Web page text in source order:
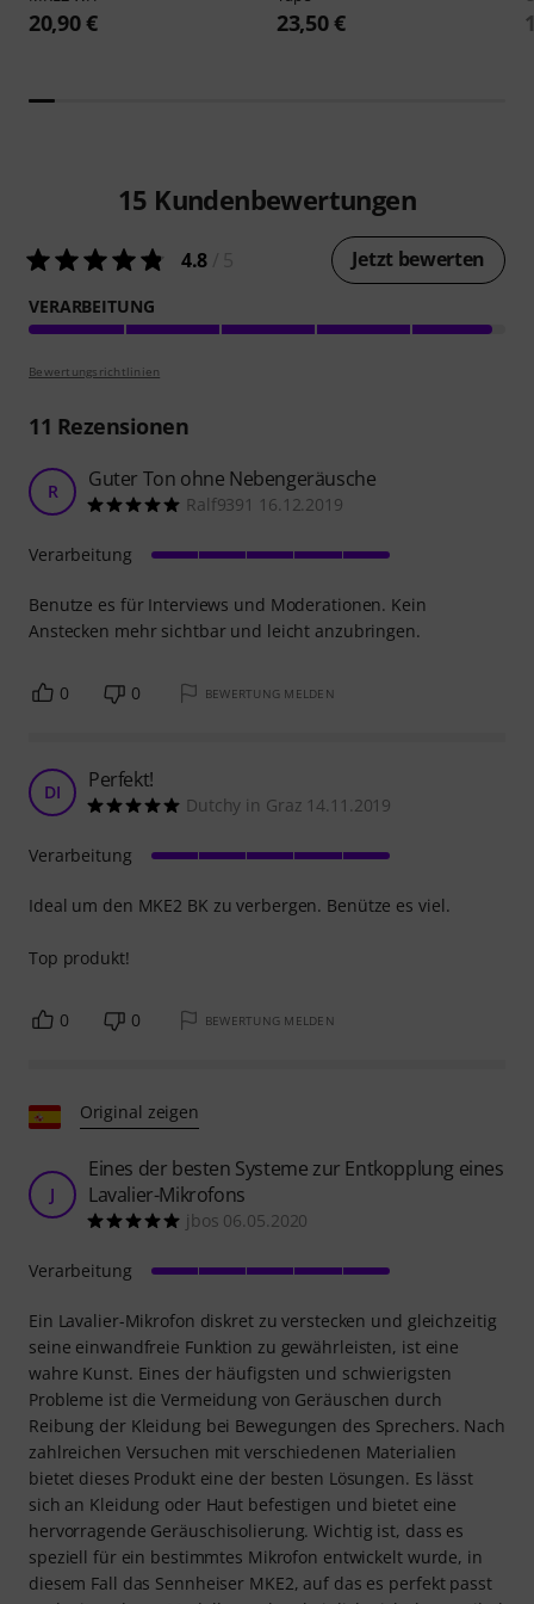
20,90 € 23,50 €
15 Kundenbewertungen
4.8 Jetzt bewerten
VERARBEITUNG
Bewertungsrichtlinien
11 Rezensionen
R Guter Ton ohne Nebengeräusche
Ralf9391 16.12.2019
Benutze es für Interviews und Moderationen. Kein
Anstecken mehr sichtbar und leicht anzubringen.
Verarbeitung
0 0 BEWERTUNG MELDEN
DI Perfekt!
Dutchy in Graz 14.11.2019
Ideal um den MKE2 BK zu verbergen. Benütze es viel.
Top produkt!
Verarbeitung
0 0 BEWERTUNG MELDEN
Original zeigen
J
Eines der besten Systeme zur Entkopplung eines
Lavalier-Mikrofons
jbos 06.05.2020
Ein Lavalier-Mikrofon diskret zu verstecken und gleichzeitig
seine einwandfreie Funktion zu gewährleisten, ist eine
wahre Kunst. Eines der häufigsten und schwierigsten
Probleme ist die Vermeidung von Geräuschen durch
Reibung der Kleidung bei Bewegungen des Sprechers. Nach
zahlreichen Versuchen mit verschiedenen Materialien
bietet dieses Produkt eine der besten Lösungen. Es lässt
sich an Kleidung oder Haut befestigen und bietet eine
hervorragende Geräuschisolierung. Wichtig ist, dass es
speziell für ein bestimmtes Mikrofon entwickelt wurde, in
diesem Fall das Sennheiser MKE2, auf das es perfekt passt
Verarbeitung